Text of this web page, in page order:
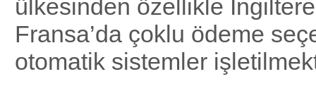
ülkesinden özellikle
Fransa’da çoklu ödeme
otomatik sistemler